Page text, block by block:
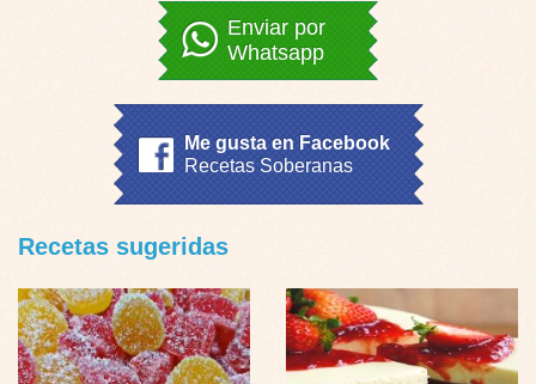
Enviar por
Whatsapp
Me gusta en Facebook
Recetas Soberanas
Recetas sugeridas